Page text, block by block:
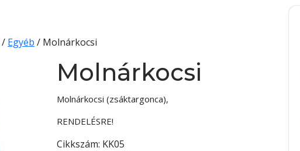
/ Egyéb / Molnárkocsi
Molnárkocsi
Molnárkocsi (zsáktargonca),
RENDELÉSRE!
Cikkszám: KK05